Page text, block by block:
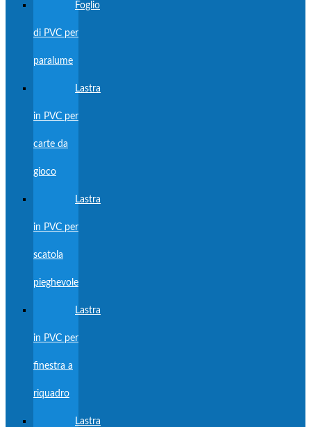
Foglio
di PVC per
paralume
Lastra
in PVC per
carte da
gioco
Lastra
in PVC per
scatola
pieghevole
Lastra
in PVC per
finestra a
riquadro
Lastra